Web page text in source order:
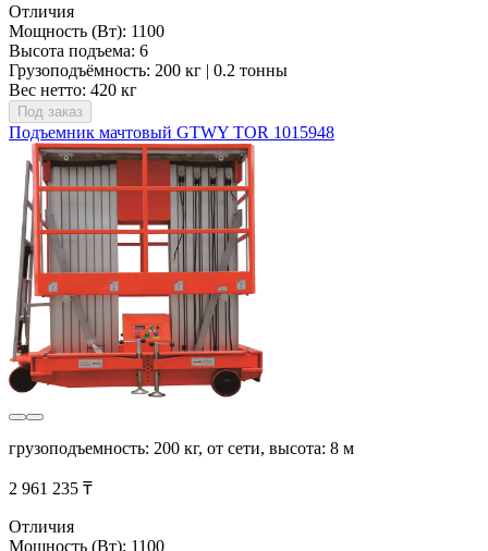
Отличия
Мощность (Вт): 1100
Высота подъема: 6
Грузоподъёмность: 200 кг | 0.2 тонны
Вес нетто: 420 кг
Под заказ
Подъемник мачтовый GTWY TOR 1015948
грузоподъемность: 200 кг, от сети, высота: 8 м
2 961 235 ₸
Отличия
Мощность (Вт): 1100